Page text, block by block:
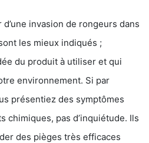
invasion de rongeurs dans
les mieux indiqués ;
du produit à utiliser et qui
environnement. Si par
présentiez des symptômes
chimiques, pas d’inquiétude. Ils
des pièges très efficaces